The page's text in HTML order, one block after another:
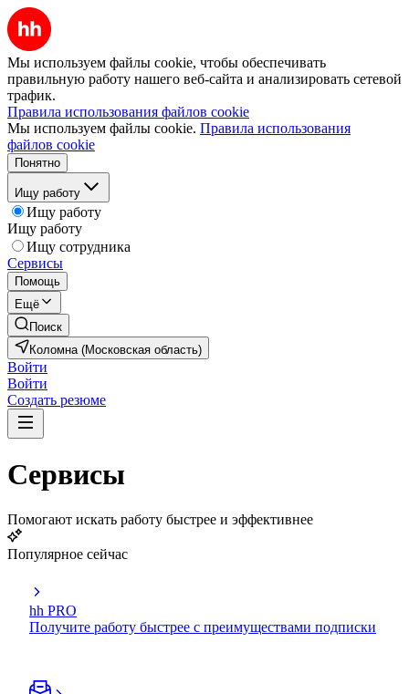
Мы используем файлы cookie, чтобы обеспечивать
правильную работу нашего веб-сайта и анализировать сетевой
трафик.
Правила использования файлов cookie
Мы используем файлы cookie. Правила использования
файлов cookie
Понятно
Ищу работу
Ищу работу
Ищу работу
Ищу сотрудника
Сервисы
Помощь
Ещё
Поиск
Коломна (Московская область)
Войти
Войти
Создать резюме
Сервисы
Помогают искать работу быстрее и эффективнее
Популярное сейчас
hh PRO
Получите работу быстрее с преимуществами подписки